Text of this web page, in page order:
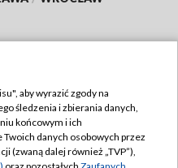
TVP
aby wyrazić zgody na
śledzenia i zbierania danych,
końcowym i ich
danych osobowych przez
(zwaną dalej również „TVP”),